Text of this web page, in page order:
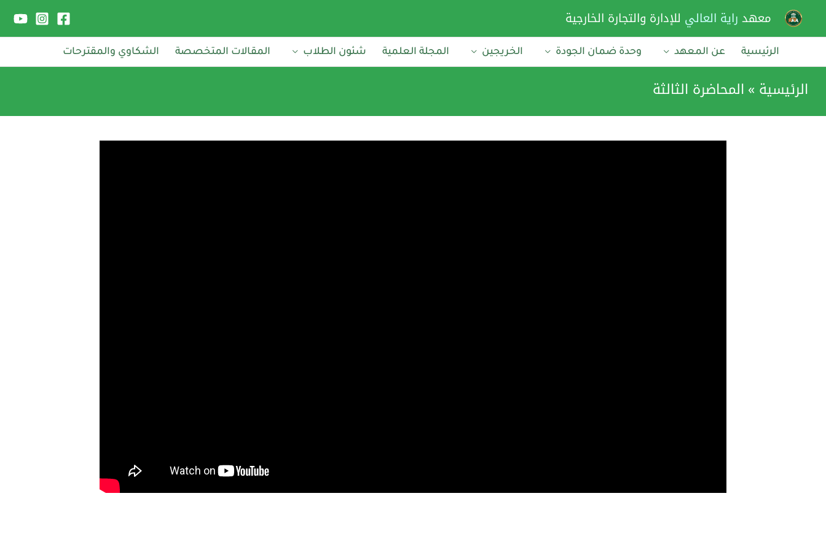
المحتوى
معهد راية العالي للإدارة والتجارة الخارجية
الرئيسية عن المعهد وحدة ضمان الجودة الخريجين المجلة العلمية شئون الطلاب المقالات المتخصصة الشكاوي والمقترحات
الرئيسية المحاضرة الثالثة